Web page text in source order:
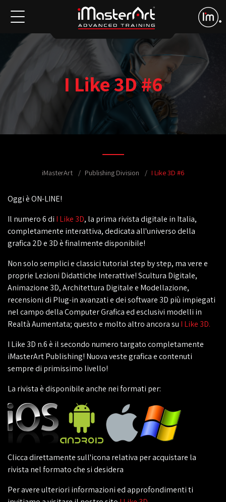
I Like 3D #6
iMasterArt Publishing Division I Like 3D #6
Oggi è ON-LINE!
Il numero 6 di I Like 3D, la prima rivista digitale in Italia,
completamente interattiva, dedicata all'universo della
grafica 2D e 3D è finalmente disponibile!
Non solo semplici e classici tutorial step by step, ma vere e
proprie Lezioni Didattiche Interattive! Scultura Digitale,
Animazione 3D, Architettura Digitale e Modellazione,
recensioni di Plug-in avanzati e dei software 3D più impiegati
nel campo della Computer Grafica ed esclusivi modelli in
Realtà Aumentata; questo e molto altro ancora su I Like 3D.
I Like 3D n.6 è il secondo numero targato completamente
iMasterArt Publishing! Nuova veste grafica e contenuti
sempre di primissimo livello!
La rivista è disponibile anche nei formati per:
Clicca direttamente sull'icona relativa per acquistare la
rivista nel formato che si desidera
Per avere ulteriori informazioni ed approfondimenti ti